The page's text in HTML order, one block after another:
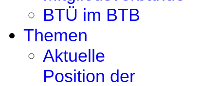
BTÜ im BTB
Themen
Aktuelle
Position der